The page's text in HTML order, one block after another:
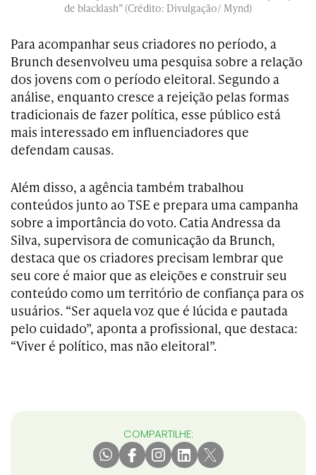
de blacklash” (Crédito: Divulgação/ Mynd)
Para acompanhar seus criadores no período, a
Brunch desenvolveu uma pesquisa sobre a relação
dos jovens com o período eleitoral. Segundo a
análise, enquanto cresce a rejeição pelas formas
tradicionais de fazer política, esse público está
mais interessado em influenciadores que
defendam causas.
Além disso, a agência também trabalhou
conteúdos junto ao TSE e prepara uma campanha
sobre a importância do voto. Catia Andressa da
Silva, supervisora de comunicação da Brunch,
destaca que os criadores precisam lembrar que
seu core é maior que as eleições e construir seu
conteúdo como um território de confiança para os
usuários. “Ser aquela voz que é lúcida e pautada
pelo cuidado”, aponta a profissional, que destaca:
“Viver é político, mas não eleitoral”.
COMPARTILHE: